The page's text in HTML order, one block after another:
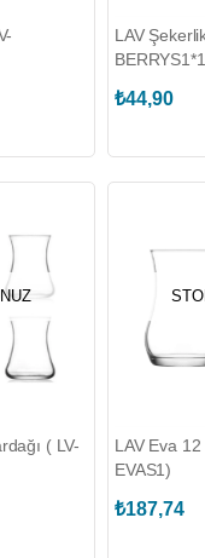
LAV
₺44,90
( LV-
LAV Eva
EVAS1)
₺187,74